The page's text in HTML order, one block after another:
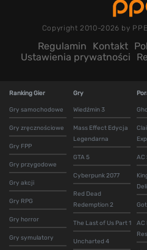
Copyright 2010-2026 by
Regulamin Kontakt
Ustawienia prywatności
Ranking Gier
Gry samochodowe
Gry zręcznościowe
Gry FPP
Gry przygodowe
Gry akcji
Gry RPG
Gry horror
Gry symulatory
Gry
Wiedźmin 3
Mass Effect Edycja
Legendarna
GTA 5
Cyberpunk 2077
Red Dead
Redemption 2
The Last of Us Part 1
Uncharted 4
AC
AC